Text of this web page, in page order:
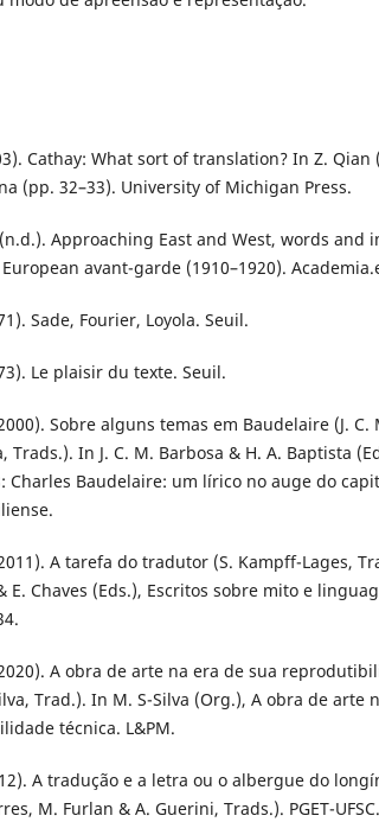
Cathay: What sort of translation? In Z. Qian
(pp. 32–33). University of Michigan Press.
Approaching East and West, words and
avant-garde (1910–1920).
Sade, Fourier, Loyola. Seuil.
Le plaisir du texte. Seuil.
Sobre alguns temas em Baudelaire (J. C.
Trads.). In J. C. M. Barbosa & H. A. Baptista
Charles Baudelaire: um lírico no auge do
A tarefa do tradutor (S. Kampff-Lages,
E. Chaves (Eds.), Escritos sobre mito e
A obra de arte na era de sua
Trad.). In M. S-Silva (Org.), A obra de arte
técnica. L&PM.
A tradução e a letra ou o albergue do
M. Furlan & A. Guerini, Trads.). PGET-UFSC.